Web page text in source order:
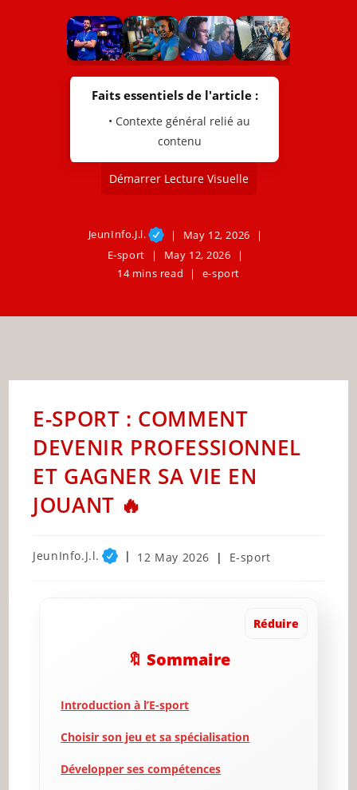
Faits essentiels de l'article :
• Contexte général relié au
contenu
Démarrer Lecture Visuelle
JeunInfo.J.l.
May 12, 2026
E-sport
May 12, 2026
14 mins read
e-sport
E-SPORT : COMMENT
DEVENIR PROFESSIONNEL
ET GAGNER SA VIE EN
JOUANT 🔥
Post
JeunInfo.J.l.
Post
12 May 2026
Post
E-sport
Réduire
🔖 Sommaire
Introduction à l’E-sport
Choisir son jeu et sa spécialisation
Développer ses compétences